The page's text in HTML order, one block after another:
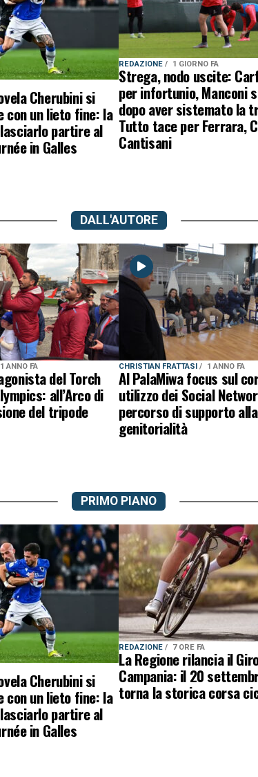
Cherubini si
con un lieto fine: la
partire al
in Galles
REDAZIONE 1 GIORNO FA
Strega, nodo uscite:
per infortunio, Manconi
dopo aver sistemato la
Tutto tace per Ferrara,
Cantisani
DALL'AUTORE
1 ANNO FA
del Torch
all’Arco di
del tripode
CHRISTIAN FRATTASI 1 ANNO FA
Al PalaMiwa focus sul
utilizzo dei Social
percorso di supporto alla
genitorialità
PRIMO PIANO
Cherubini si
con un lieto fine: la
partire al
in Galles
REDAZIONE 7 ORE FA
La Regione rilancia il
Campania: il 20
torna la storica corsa